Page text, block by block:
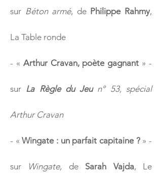
sur Béton armé, de Philippe Rahmy,
La Table ronde
- « Arthur Cravan, poète gagnant » -
sur La Règle du Jeun° 53, spécial
Arthur Cravan
- «Wingate : un parfait capitaine ?» -
sur Wingate, de Sarah Vajda, Le